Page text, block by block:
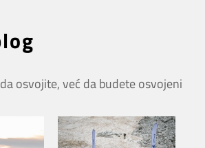
osvojite, već da budete osvojeni